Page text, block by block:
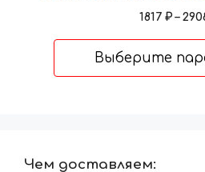
1817 ₽ –
Выберите
Чем доставляем: